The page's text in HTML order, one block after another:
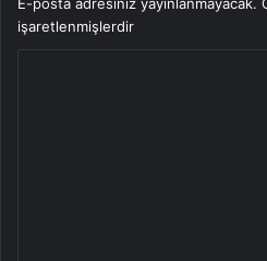
işaretlenmişlerdir